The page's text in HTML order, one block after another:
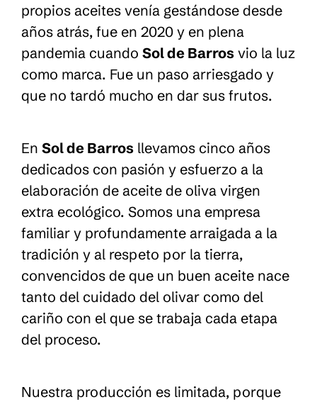
propios aceites venía gestándose desde
años atrás, fue en 2020 y en plena
pandemia cuando Sol de Barros vio la luz
como marca. Fue un paso arriesgado y
que no tardó mucho en dar sus frutos.
En Sol de Barros llevamos cinco años
dedicados con pasión y esfuerzo a la
elaboración de aceite de oliva virgen
extra ecológico. Somos una empresa
familiar y profundamente arraigada a la
tradición y al respeto por la tierra,
convencidos de que un buen aceite nace
tanto del cuidado del olivar como del
cariño con el que se trabaja cada etapa
del proceso.
Nuestra producción es limitada, porque